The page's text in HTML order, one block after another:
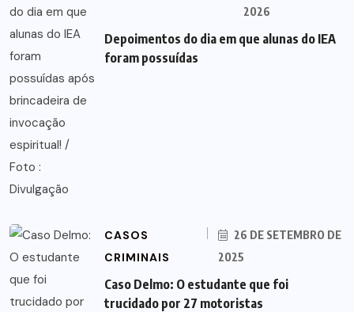
2026
Depoimentos do dia em que alunas do IEA
foram possuídas
CASOS
CRIMINAIS
26 DE SETEMBRO DE
2025
Caso Delmo: O estudante que foi
trucidado por 27 motoristas